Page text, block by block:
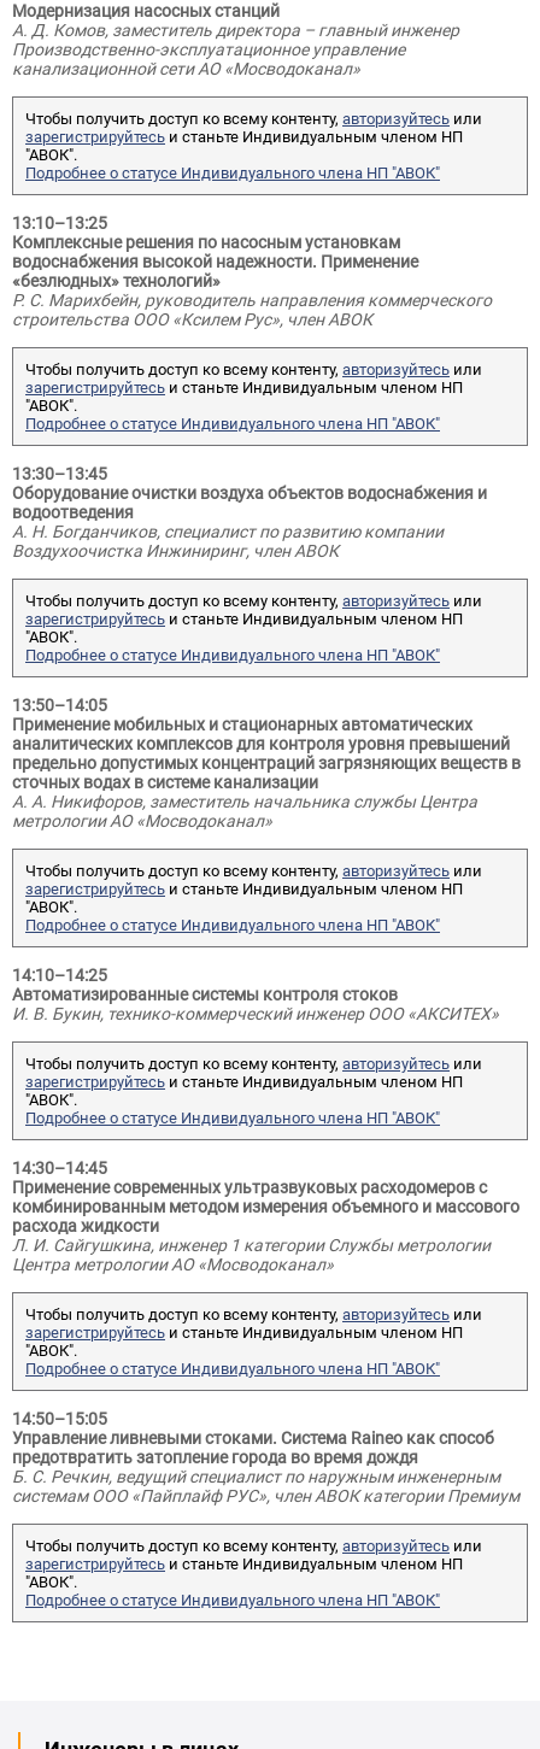
Модернизация насосных станций
А. Д. Комов, заместитель директора – главный инженер
Производственно-эксплуатационное управление
канализационной сети АО «Мосводоканал»
Чтобы получить доступ ко всему контенту, авторизуйтесь или
зарегистрируйтесь и станьте Индивидуальным членом НП
"АВОК".
Подробнее о статусе Индивидуального члена НП "АВОК"
13:10–13:25
Комплексные решения по насосным установкам
водоснабжения высокой надежности. Применение
«безлюдных» технологий»
Р. С. Марихбейн, руководитель направления коммерческого
строительства ООО «Ксилем Рус», член АВОК
Чтобы получить доступ ко всему контенту, авторизуйтесь или
зарегистрируйтесь и станьте Индивидуальным членом НП
"АВОК".
Подробнее о статусе Индивидуального члена НП "АВОК"
13:30–13:45
Оборудование очистки воздуха объектов водоснабжения и
водоотведения
А. Н. Богданчиков, специалист по развитию компании
Воздухоочистка Инжиниринг, член АВОК
Чтобы получить доступ ко всему контенту, авторизуйтесь или
зарегистрируйтесь и станьте Индивидуальным членом НП
"АВОК".
Подробнее о статусе Индивидуального члена НП "АВОК"
13:50–14:05
Применение мобильных и стационарных автоматических
аналитических комплексов для контроля уровня превышений
предельно допустимых концентраций загрязняющих веществ в
сточных водах в системе канализации
А. А. Никифоров, заместитель начальника службы Центра
метрологии АО «Мосводоканал»
Чтобы получить доступ ко всему контенту, авторизуйтесь или
зарегистрируйтесь и станьте Индивидуальным членом НП
"АВОК".
Подробнее о статусе Индивидуального члена НП "АВОК"
14:10–14:25
Автоматизированные системы контроля стоков
И. В. Букин, технико-коммерческий инженер ООО «АКСИТЕХ»
Чтобы получить доступ ко всему контенту, авторизуйтесь или
зарегистрируйтесь и станьте Индивидуальным членом НП
"АВОК".
Подробнее о статусе Индивидуального члена НП "АВОК"
14:30–14:45
Применение современных ультразвуковых расходомеров с
комбинированным методом измерения объемного и массового
расхода жидкости
Л. И. Сайгушкина, инженер 1 категории Службы метрологии
Центра метрологии АО «Мосводоканал»
Чтобы получить доступ ко всему контенту, авторизуйтесь или
зарегистрируйтесь и станьте Индивидуальным членом НП
"АВОК".
Подробнее о статусе Индивидуального члена НП "АВОК"
14:50–15:05
Управление ливневыми стоками. Система Raineo как способ
предотвратить затопление города во время дождя
Б. С. Речкин, ведущий специалист по наружным инженерным
системам ООО «Пайплайф РУС», член АВОК категории Премиум
Чтобы получить доступ ко всему контенту, авторизуйтесь или
зарегистрируйтесь и станьте Индивидуальным членом НП
"АВОК".
Подробнее о статусе Индивидуального члена НП "АВОК"